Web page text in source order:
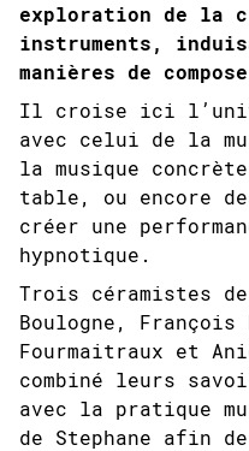
exploration de la
instruments,
manières de
Il croise ici
avec celui de la
la musique
table, ou encore
créer une
hypnotique.
Trois céramistes
Boulogne, François
Fourmaitraux et
combiné leurs
avec la pratique
de Stephane afin